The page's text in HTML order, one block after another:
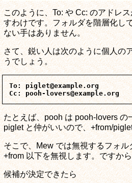
このように、To: や Cc: のアドレ
すわけです。フォルダを階層化し
ない手はありません。
さて、鋭い人は次のように個人の
うでしょう。
To: piglet@example.org
たとえば、pooh は pooh-lovers
piglet と仲がいいので、+from/
そこで、Mew では無視するフォ
+from 以下を無視します。ですか
候補が決定できたら